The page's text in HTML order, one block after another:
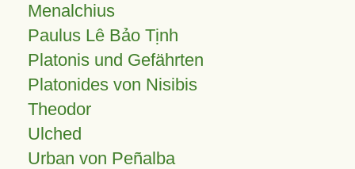
Menalchius
Paulus Lê Bảo Tịnh
Platonis und Gefährten
Platonides von Nisibis
Theodor
Ulched
Urban von Peñalba